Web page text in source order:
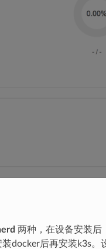
两种，在设备安装后
docker后再安装k3s。